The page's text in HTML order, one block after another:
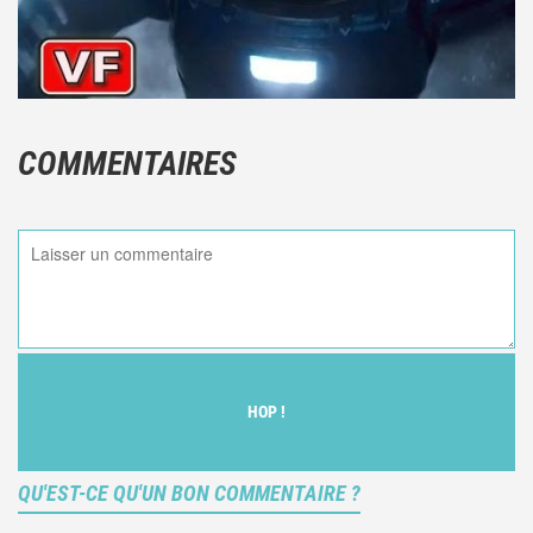
COMMENTAIRES
HOP !
QU'EST-CE QU'UN BON COMMENTAIRE ?